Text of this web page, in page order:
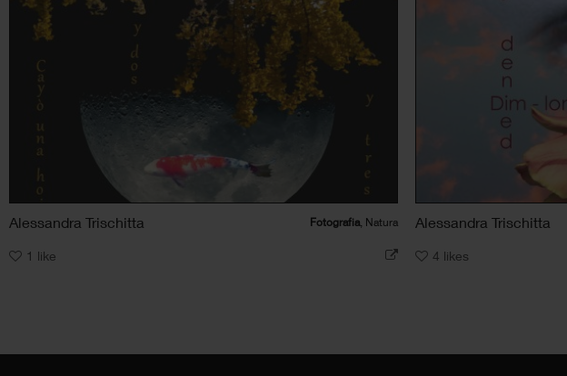
Alessandra Trischitta Fotografia, Natura
1 like
Alessandra Trischitta
4 likes